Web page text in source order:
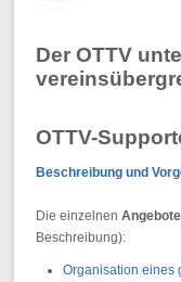
Der OTTV
OTTV-
Beschreibung und
Die einzelnen
Beschreibung):
Organisation eines